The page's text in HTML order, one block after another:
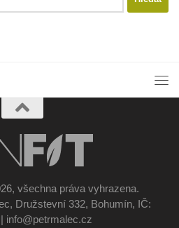
všechna práva vyhrazena.
Družstevní 332, Bohumín, IČ:
info@petrmalec.cz